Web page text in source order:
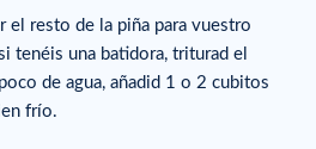
el resto de la piña para vuestro
tenéis una batidora, triturad el
de agua, añadid 1 o 2 cubitos
frío.